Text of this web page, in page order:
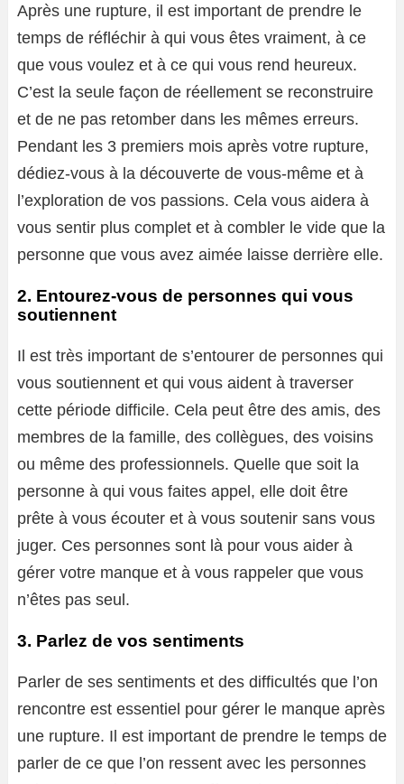
Après une rupture, il est important de prendre le
temps de réfléchir à qui vous êtes vraiment, à ce
que vous voulez et à ce qui vous rend heureux.
C’est la seule façon de réellement se reconstruire
et de ne pas retomber dans les mêmes erreurs.
Pendant les 3 premiers mois après votre rupture,
dédiez-vous à la découverte de vous-même et à
l’exploration de vos passions. Cela vous aidera à
vous sentir plus complet et à combler le vide que la
personne que vous avez aimée laisse derrière elle.
2. Entourez-vous de personnes qui vous
soutiennent
Il est très important de s’entourer de personnes qui
vous soutiennent et qui vous aident à traverser
cette période difficile. Cela peut être des amis, des
membres de la famille, des collègues, des voisins
ou même des professionnels. Quelle que soit la
personne à qui vous faites appel, elle doit être
prête à vous écouter et à vous soutenir sans vous
juger. Ces personnes sont là pour vous aider à
gérer votre manque et à vous rappeler que vous
n’êtes pas seul.
3. Parlez de vos sentiments
Parler de ses sentiments et des difficultés que l’on
rencontre est essentiel pour gérer le manque après
une rupture. Il est important de prendre le temps de
parler de ce que l’on ressent avec les personnes